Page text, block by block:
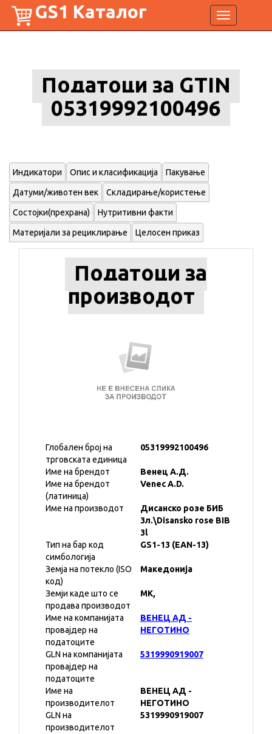
Toggle
navigation
GS1 Каталог
Податоци за GTIN
05319992100496
Индикатори Опис и класификација Пакување
Датуми/животен век Складирање/користење
Состојки(прехрана) Нутритивни факти
Материјали за рециклирање Целосен приказ
Податоци за
производот
Глобален број на
трговската единица
05319992100496
Име на брендот
Венец А.Д.
Име на брендот
(латиница)
Venec A.D.
Име на производот
Дисанско розе БИБ
3л.\Disansko rose BIB
3l
Тип на бар код
симбологија
GS1-13 (EAN-13)
Земја на потекло (ISO
код)
Македонија
Земји каде што се
продава производот
MK,
Име на компанијата
провајдер на
податоците
ВЕНЕЦ АД -
НЕГОТИНО
GLN на компанијата
провајдер на
податоците
5319990919007
Име на
производителот
ВЕНЕЦ АД -
НЕГОТИНО
GLN на
производителот
5319990919007